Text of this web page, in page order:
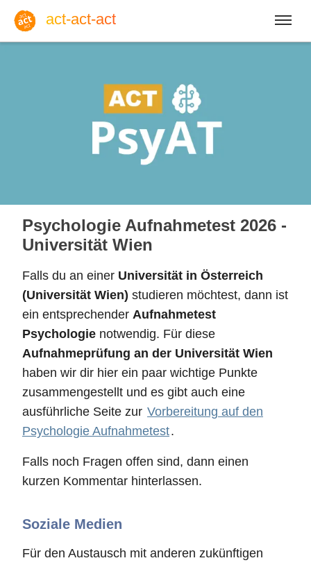
act-act-act
Anmelden
Fr, 07. August 2026 | 32
Englisch Deutsch Spanisch
Psychologie Aufnahmetest 2026 -
Universität Wien
Falls du an einer Universität in Österreich
(Universität Wien) studieren möchtest, dann ist
ein entsprechender Aufnahmetest
Psychologie notwendig. Für diese
Aufnahmeprüfung an der Universität Wien
haben wir dir hier ein paar wichtige Punkte
zusammengestellt und es gibt auch eine
ausführliche Seite zur Vorbereitung auf den
Psychologie Aufnahmetest.
Falls noch Fragen offen sind, dann einen
kurzen Kommentar hinterlassen.
Soziale Medien
Für den Austausch mit anderen zukünftigen